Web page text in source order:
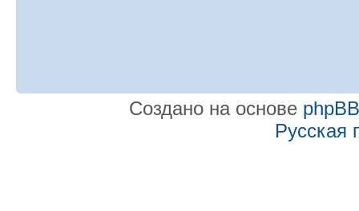
Создано на основе phpBB
Русская